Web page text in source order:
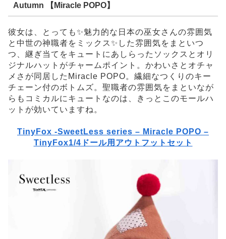
Autumn 【Miracle POPO】
彼女は、とっても✨魅力的な日本の巫女さんの雰囲気
と中世の神職者をミックス✨した雰囲気をまといつ
つ、継ぎ当てをキュートにあしらったソックスとオリ
ジナルハットがチャームポイント。かわいさとオチャ
メさが同居したMiracle POPO。繊細なつくりのキー
チェーン付のボトムズ。聖職者の雰囲気をまといなが
らもコミカルにキュートなのは、きっとこのモールハ
ットが効いていますね。
TinyFox -SweetLess series – Miracle POPO –
TinyFox1/4ドール用アウトフットセット